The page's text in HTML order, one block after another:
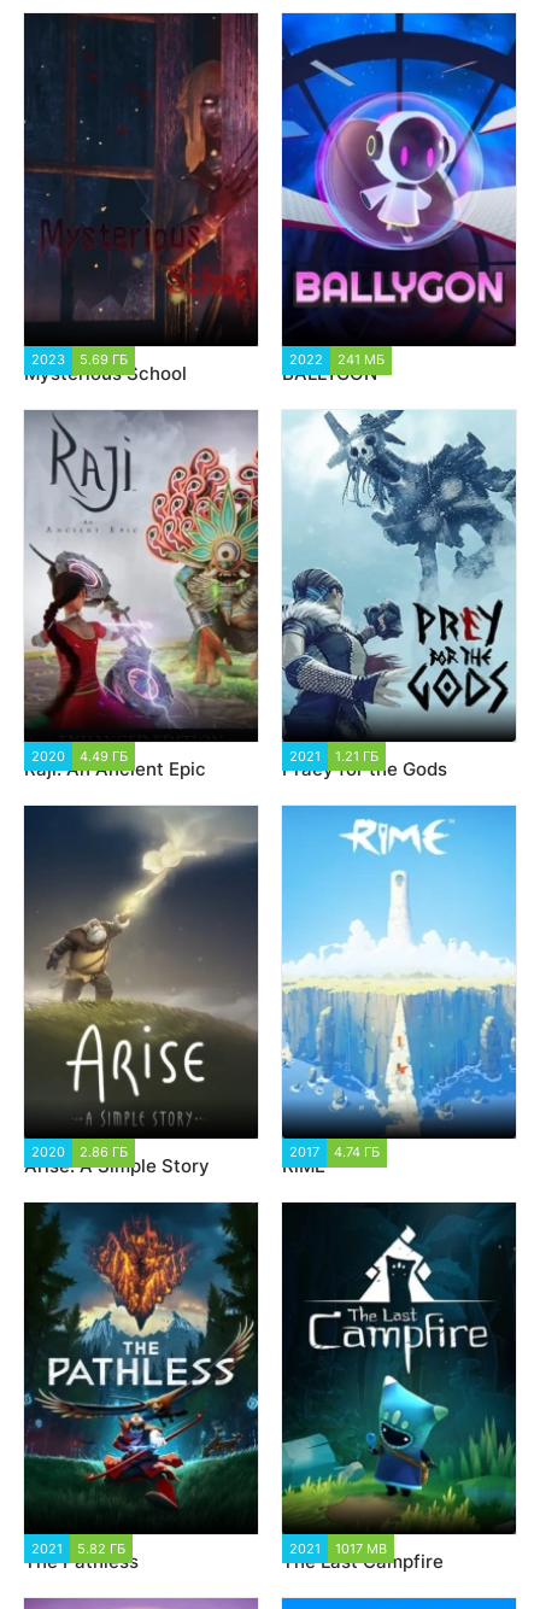
2023 5.69 ГБ
Mysterious School
2022 241 МБ
BALLYGON
2020 4.49 ГБ
Raji: An Ancient Epic
2021 1.21 ГБ
Praey for the Gods
2020 2.86 ГБ
Arise: A Simple Story
2017 4.74 ГБ
RiME
2021 5.82 ГБ
The Pathless
2021 1017 MB
The Last Campfire